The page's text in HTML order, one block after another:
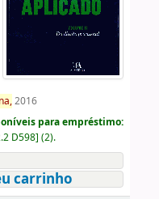
2016
para empréstimo:
D598] (2).
carrinho